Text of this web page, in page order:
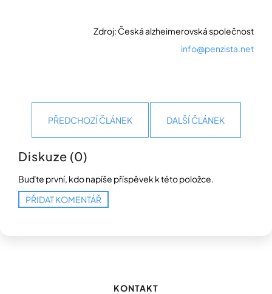
Zdroj: Česká alzheimerovská společnost
info@penzista.net
PŘEDCHOZÍ ČLÁNEK DALŠÍ ČLÁNEK
Diskuze (0)
Buďte první, kdo napíše příspěvek k této položce.
PŘIDAT KOMENTÁŘ
KONTAKT